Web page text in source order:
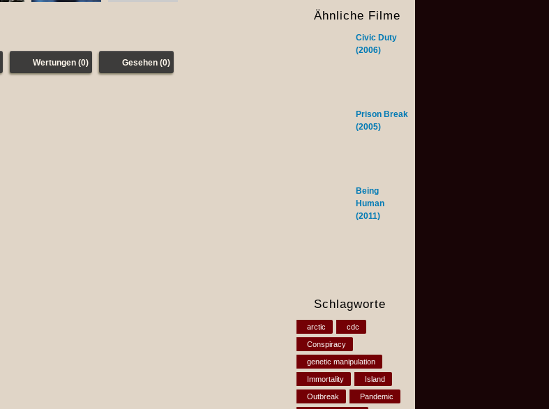
Wertungen (0) Gesehen (0)
Ähnliche Filme
Civic Duty
(2006)
Prison Break
(2005)
Being
Human
(2011)
Schlagworte
arctic cdc
Conspiracy
genetic manipulation
Immortality Island
Outbreak Pandemic